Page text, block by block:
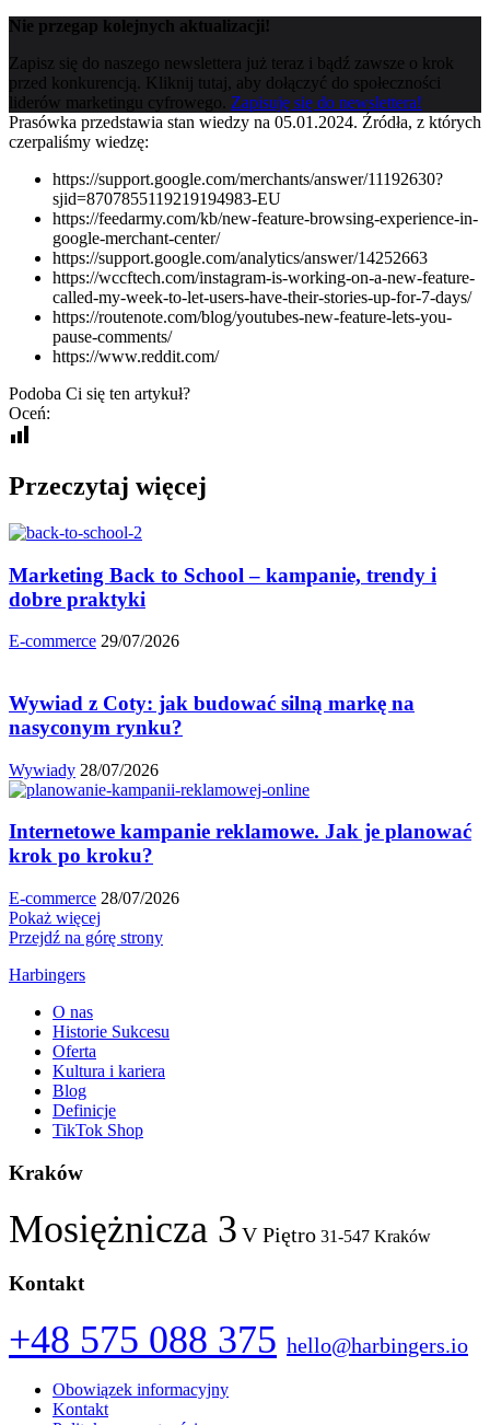
Nie przegap kolejnych aktualizacji!
Zapisz się do naszego newslettera już teraz i bądź zawsze o krok
przed konkurencją. Kliknij tutaj, aby dołączyć do społeczności
liderów marketingu cyfrowego. Zapisuję się do newslettera!
Prasówka przedstawia stan wiedzy na 05.01.2024. Źródła, z których
czerpaliśmy wiedzę:
https://support.google.com/merchants/answer/11192630?
sjid=8707855119219194983-EU
https://feedarmy.com/kb/new-feature-browsing-experience-in-
google-merchant-center/
https://support.google.com/analytics/answer/14252663
https://wccftech.com/instagram-is-working-on-a-new-feature-
called-my-week-to-let-users-have-their-stories-up-for-7-days/
https://routenote.com/blog/youtubes-new-feature-lets-you-
pause-comments/
https://www.reddit.com/
Podoba Ci się ten artykuł?
Oceń:
Przeczytaj więcej
Marketing Back to School – kampanie, trendy i
dobre praktyki
E-commerce 29/07/2026
Wywiad z Coty: jak budować silną markę na
nasyconym rynku?
Wywiady 28/07/2026
Internetowe kampanie reklamowe. Jak je planować
krok po kroku?
E-commerce 28/07/2026
Pokaż więcej
Przejdź na górę strony
Harbingers
O nas
Historie Sukcesu
Oferta
Kultura i kariera
Blog
Definicje
TikTok Shop
Kraków
Mosiężnicza 3 V Piętro 31-547 Kraków
Kontakt
+48 575 088 375 hello@harbingers.io
Obowiązek informacyjny
Kontakt